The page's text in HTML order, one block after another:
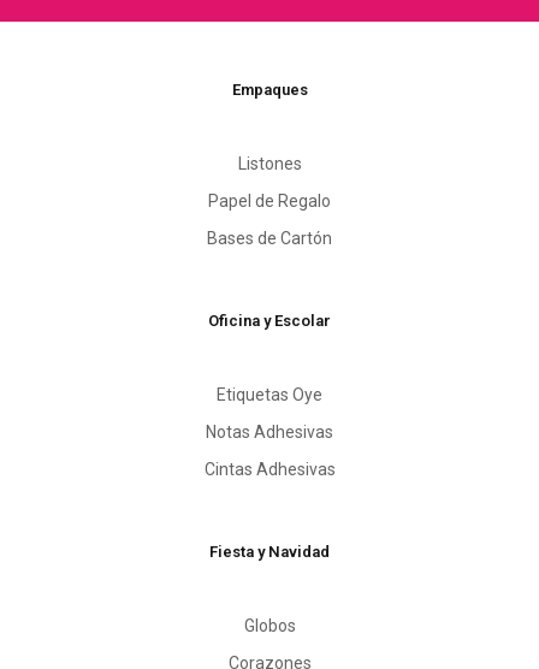
Empaques
Listones
Papel de Regalo
Bases de Cartón
Oficina y Escolar
Etiquetas Oye
Notas Adhesivas
Cintas Adhesivas
Fiesta y Navidad
Globos
Corazones